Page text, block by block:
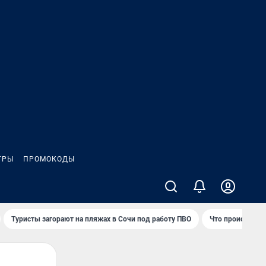
ПРОМОКОДЫ
Туристы загорают на пляжах в Сочи под работу ПВО Что происходит